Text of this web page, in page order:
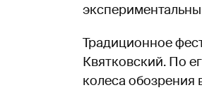
Традиционное
Квятковский. По
колеса обозрения